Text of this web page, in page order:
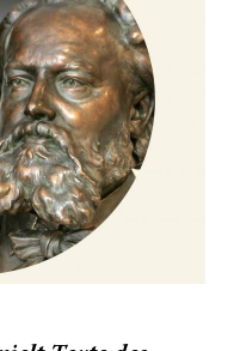
Texte des
und Satirikers